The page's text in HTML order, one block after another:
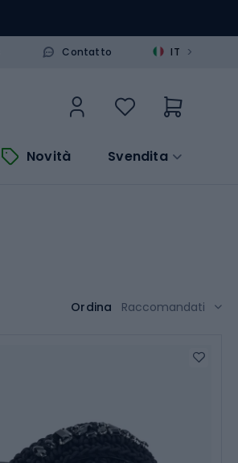
Contatto IT >
Novità Svendita
Ordina Raccomandati